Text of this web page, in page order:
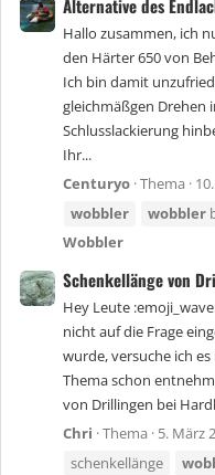
Alternative des
Hallo zusammen, ich
den Härter 650 von
Ich bin damit
gleichmäßgen Drehen
Schlusslackierung
Ihr...
Centuryo Thema
wobbler
wobbler
Wobbler
Schenkellänge von
Hey Leute
nicht auf die Frage
wurde, versuche ich
Thema schon
von Drillingen bei
Chri Thema 5. März
schenkellänge